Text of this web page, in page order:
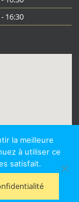
16:30
des Cookies
la meilleure
à utiliser ce
satisfait.